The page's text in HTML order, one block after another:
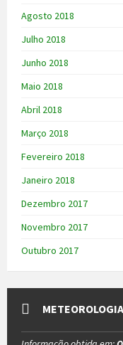
Agosto 2018
Julho 2018
Junho 2018
Maio 2018
Abril 2018
Março 2018
Fevereiro 2018
Janeiro 2018
Dezembro 2017
Novembro 2017
Outubro 2017
METEOROLOGIA